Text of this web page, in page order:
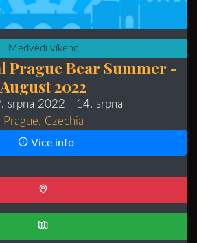
Medvědí víkend
Bear Summer -
August 2022
srpna 2022 - 14. srpna
Prague, Czechia
Více info